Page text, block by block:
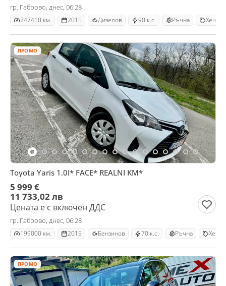
гр. Габрово, днес, 06:28
247410 км. 2015 Дизелов 90 к.с. Ръчна Хечбек
ПРОМО
Toyota Yaris 1.0I* FACE* REALNI KM*
5 999 €
11 733,02 лв
Цената е с включен ДДС
гр. Габрово, днес, 06:28
199000 км. 2015 Бензинов 70 к.с. Ръчна
ПРОМО